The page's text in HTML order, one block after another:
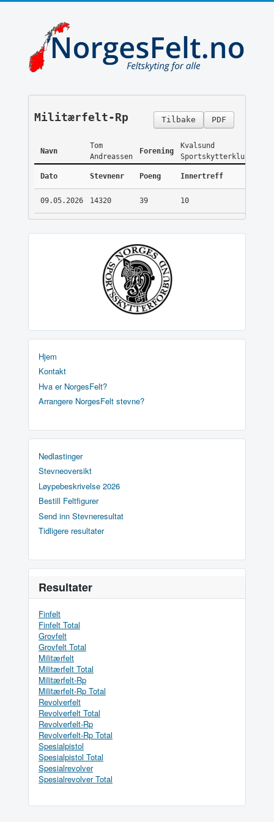
PDF
Tilbake
Militærfelt-Rp
Navn
Tom
Andreassen
Forening
Kvalsund
Sportskytterklubb
Dato Stevnenr Poeng Innertreff
09.05.2026 14320 39 10
Hjem
Kontakt
Hva er NorgesFelt?
Arrangere NorgesFelt stevne?
Nedlastinger
Stevneoversikt
Løypebeskrivelse 2026
Bestill Feltfigurer
Send inn Stevneresultat
Tidligere resultater
Resultater
Finfelt
Finfelt Total
Grovfelt
Grovfelt Total
Militærfelt
Militærfelt Total
Militærfelt-Rp
Militærfelt-Rp Total
Revolverfelt
Revolverfelt Total
Revolverfelt-Rp
Revolverfelt-Rp Total
Spesialpistol
Spesialpistol Total
Spesialrevolver
Spesialrevolver Total